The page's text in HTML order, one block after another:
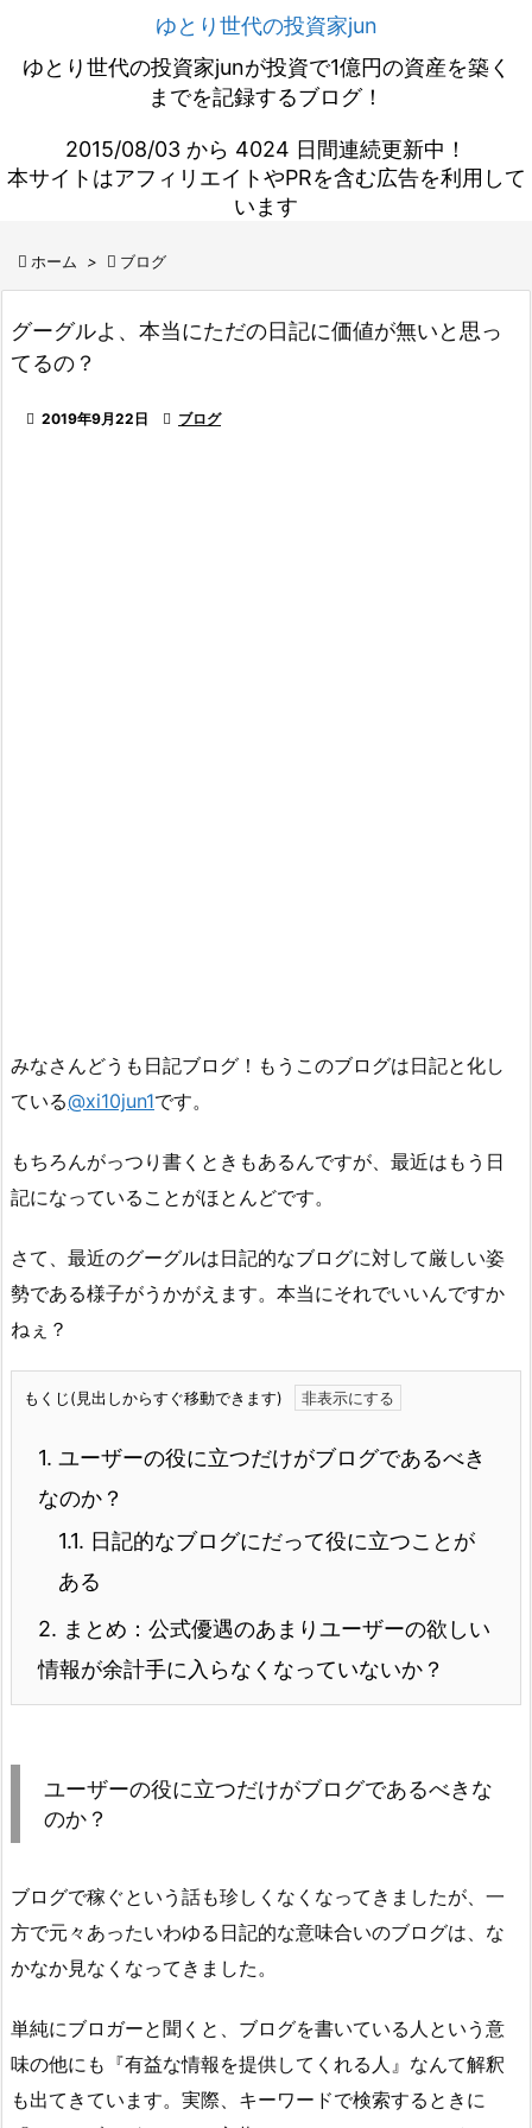
ゆとり世代の投資家jun
ゆとり世代の投資家junが投資で1億円の資産を築く
までを記録するブログ！
2015/08/03 から 4024 日間連続更新中！
本サイトはアフィリエイトやPRを含む広告を利用して
います
 ホーム >  ブログ
グーグルよ、本当にただの日記に価値が無いと思っ
てるの？
 2019年9月22日  ブログ
みなさんどうも日記ブログ！もうこのブログは日記と化し
ている@xi10jun1です。
もちろんがっつり書くときもあるんですが、最近はもう日
記になっていることがほとんどです。
さて、最近のグーグルは日記的なブログに対して厳しい姿
勢である様子がうかがえます。本当にそれでいいんですか
ねぇ？
もくじ(見出しからすぐ移動できます)
1. ユーザーの役に立つだけがブログであるべき
なのか？
1.1. 日記的なブログにだって役に立つことが
ある
2. まとめ：公式優遇のあまりユーザーの欲しい
情報が余計手に入らなくなっていないか？
ユーザーの役に立つだけがブログであるべきな
のか？
ブログで稼ぐという話も珍しくなくなってきましたが、一
方で元々あったいわゆる日記的な意味合いのブログは、な
かなか見なくなってきました。
単純にブロガーと聞くと、ブログを書いている人という意
味の他にも『有益な情報を提供してくれる人』なんて解釈
も出てきています。実際、キーワードで検索するときに